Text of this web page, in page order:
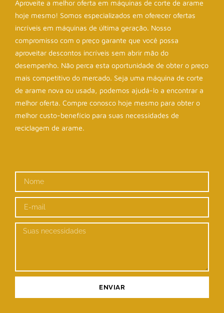
Aproveite a melhor oferta em máquinas de corte de arame
hoje mesmo! Somos especializados em oferecer ofertas
incríveis em máquinas de última geração. Nosso
compromisso com o preço garante que você possa
aproveitar descontos incríveis sem abrir mão do
desempenho. Não perca esta oportunidade de obter o preço
mais competitivo do mercado. Seja uma máquina de corte
de arame nova ou usada, podemos ajudá-lo a encontrar a
melhor oferta. Compre conosco hoje mesmo para obter o
melhor custo-benefício para suas necessidades de
reciclagem de arame.
ENVIAR